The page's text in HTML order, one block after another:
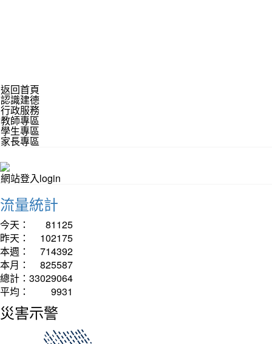
返回首頁
認識建德
行政服務
教師專區
學生專區
家長專區
網站登入login
流量統計
今天：
81125
昨天：
102175
本週：
714392
本月：
825587
總計： 33029064
平均：
9931
災害示警